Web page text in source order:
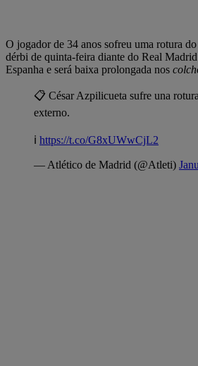
O jogador de 34 anos sofreu uma rotura
dérbi de quinta-feira diante do Real
Espanha e será baixa prolongada nos
📋 César Azpilicueta sufre una
externo.
ℹ️ https://t.co/G8xUWwCjL2
— Atlético de Madrid (@Atleti)